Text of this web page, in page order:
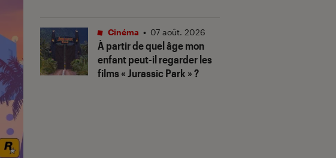
À partir de quel âge mon
enfant peut-il regarder les
films « Jurassic Park » ?
Cinéma • 07 août. 2026